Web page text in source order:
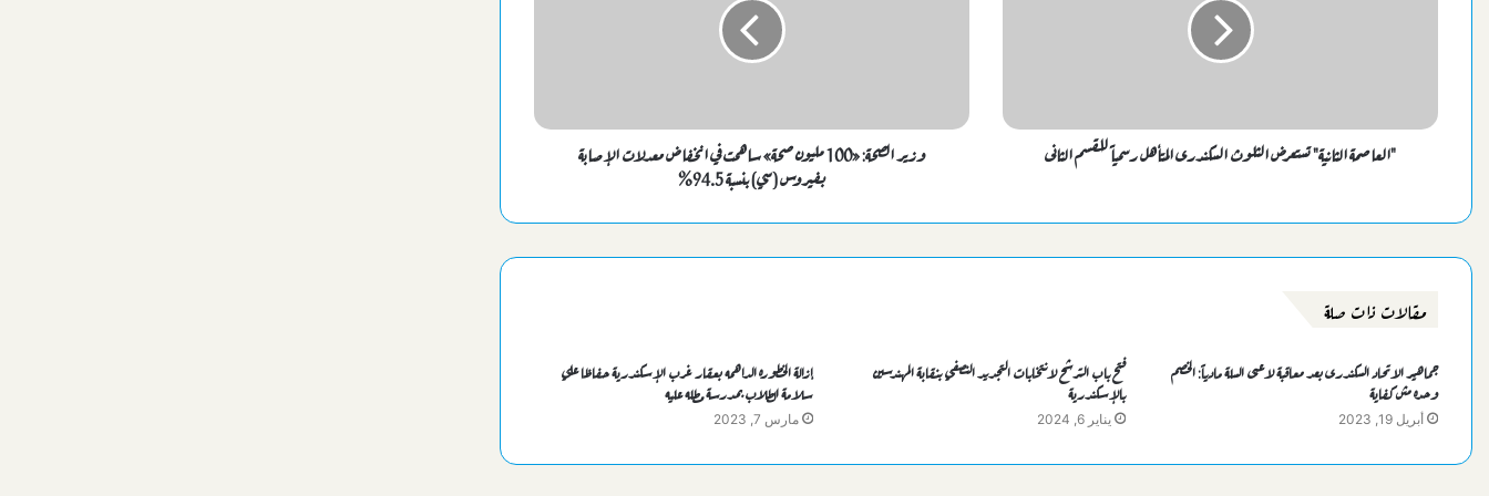
"العاصمة الثانية" تستعرض الثلوث السكندرى المتأهل رسمياً للقسم الثانى
وزير الصحة: «100 مليون صحة» ساهمت في انخفاض معدلات الإصابة
بفيروس (سي) بنسبة 94.5%
مقالات ذات صلة
جماهير الاتحاد السكندرى بعد معاقبة لاعبى السلة مادياً: الخصم
وحده مش كفاية
أبريل 19, 2023
فتح باب الترشح لانتخابات التجديد النصفي بنقابة المهندسين
بالإسكندرية
يناير 6, 2024
إزالة الخطوره الداهمه بعقار غرب الإسكندرية حفاظا علي
سلامة الطلاب بمدرسة مطله عليه
مارس 7, 2023